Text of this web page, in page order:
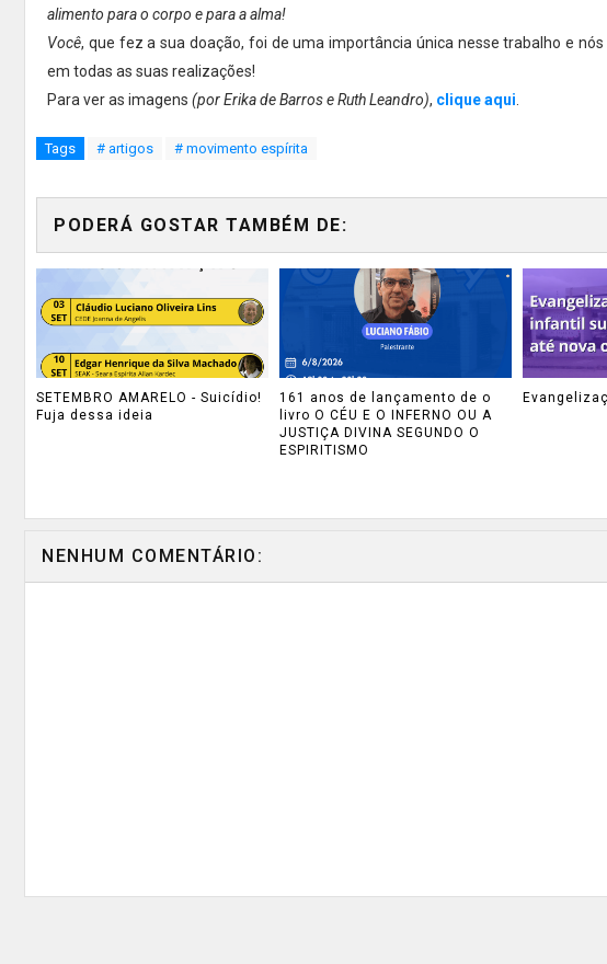
alimento para o corpo e para a alma!
Você, que fez a sua doação, foi de uma importância única nesse trabalho e
em todas as suas realizações!
Para ver as imagens (por Erika de Barros e Ruth Leandro), clique aqui
Tags # artigos # movimento espírita
PODERÁ GOSTAR TAMBÉM DE:
SETEMBRO AMARELO - Suicídio!
Fuja dessa ideia
161 anos de lançamento de o
livro O CÉU E O INFERNO OU A
JUSTIÇA DIVINA SEGUNDO O
ESPIRITISMO
NENHUM COMENTÁRIO: